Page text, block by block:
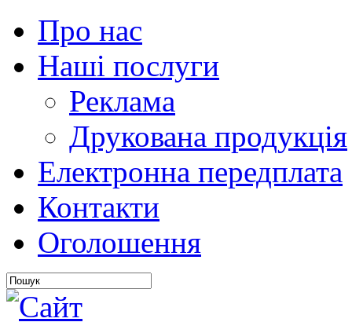
Про нас
Наші послуги
Реклама
Друкована продукція
Електронна передплата
Контакти
Оголошення